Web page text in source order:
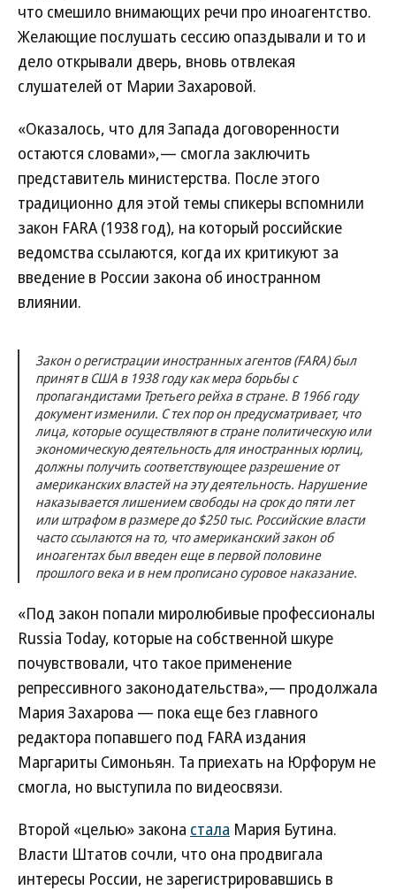
что смешило внимающих речи про иноагентство.
Желающие послушать сессию опаздывали и то и
дело открывали дверь, вновь отвлекая
слушателей от Марии Захаровой.
«Оказалось, что для Запада договоренности
остаются словами»,— смогла заключить
представитель министерства. После этого
традиционно для этой темы спикеры вспомнили
закон FARA (1938 год), на который российские
ведомства ссылаются, когда их критикуют за
введение в России закона об иностранном
влиянии.
Закон о регистрации иностранных агентов (FARA) был
принят в США в 1938 году как мера борьбы с
пропагандистами Третьего рейха в стране. В 1966 году
документ изменили. С тех пор он предусматривает, что
лица, которые осуществляют в стране политическую или
экономическую деятельность для иностранных юрлиц,
должны получить соответствующее разрешение от
американских властей на эту деятельность. Нарушение
наказывается лишением свободы на срок до пяти лет
или штрафом в размере до $250 тыс. Российские власти
часто ссылаются на то, что американский закон об
иноагентах был введен еще в первой половине
прошлого века и в нем прописано суровое наказание.
«Под закон попали миролюбивые профессионалы
Russia Today, которые на собственной шкуре
почувствовали, что такое применение
репрессивного законодательства»,— продолжала
Мария Захарова — пока еще без главного
редактора попавшего под FARA издания
Маргариты Симоньян. Та приехать на Юрфорум не
смогла, но выступила по видеосвязи.
Второй «целью» закона стала Мария Бутина.
Власти Штатов сочли, что она продвигала
интересы России, не зарегистрировавшись в